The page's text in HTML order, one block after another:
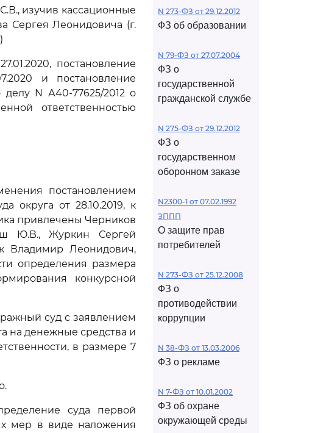
изучив кассационные
Сергея Леонидовича (г.
постановление
и постановление
делу N А40-77625/2012 о
ответственностью
постановлением
округа от 28.10.2019, к
привлечены Черников
Ю.В., Журкин Сергей
Владимир Леонидович,
определения размера
конкурсной
суд с заявлением
на денежные средства и
в размере 7
суда первой
мер в виде наложения
N 273-ФЗ от 29.12.2012
ФЗ об образовании
N 79-ФЗ от 27.07.2004
ФЗ о
государственной
гражданской службе
N 275-ФЗ от 29.12.2012
ФЗ о
государственном
оборонном заказе
N2300-1 от 07.02.1992
ЗППП
О защите прав
потребителей
N 273-ФЗ от 25.12.2008
ФЗ о
противодействии
коррупции
N 38-ФЗ от 13.03.2006
ФЗ о рекламе
N 7-ФЗ от 10.01.2002
ФЗ об охране
окружающей среды